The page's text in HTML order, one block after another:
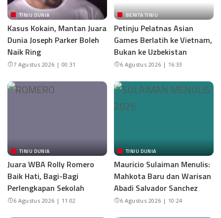
TINJU DUNIA
Kasus Kokain, Mantan Juara
Dunia Joseph Parker Boleh
Naik Ring
7 Agustus 2026 | 00:31
BERITA TINJU
Petinju Pelatnas Asian
Games Berlatih ke Vietnam,
Bukan ke Uzbekistan
6 Agustus 2026 | 16:33
TINJU DUNIA
Juara WBA Rolly Romero
Baik Hati, Bagi-Bagi
Perlengkapan Sekolah
6 Agustus 2026 | 11:02
TINJU DUNIA
Mauricio Sulaiman Menulis:
Mahkota Baru dan Warisan
Abadi Salvador Sanchez
6 Agustus 2026 | 10:24